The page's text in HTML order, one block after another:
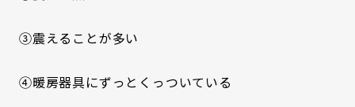
③震えることが多い
④暖房器具にずっとくっついている